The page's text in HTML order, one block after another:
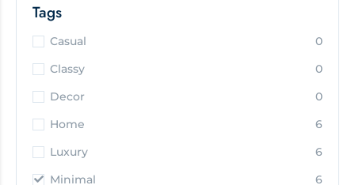
Tags
Casual
0
Classy
0
Decor
0
Home
6
Luxury
6
Minimal
6